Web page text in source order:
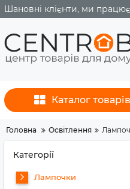
Шановні клієнти, ми
Каталог товарів
Головна Освітлення
Категорії
Лампочки